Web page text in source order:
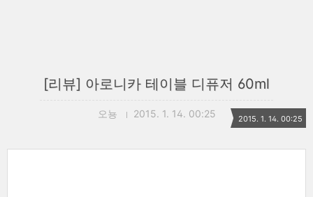
[리뷰] 아로니카 테이블 디퓨저 60ml
오뇽 2015. 1. 14. 00:25 2015. 1. 14. 00:25